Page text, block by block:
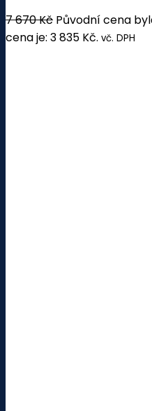
7 670Kč Původní cena
cena je: 3 835 Kč. vč. DPH